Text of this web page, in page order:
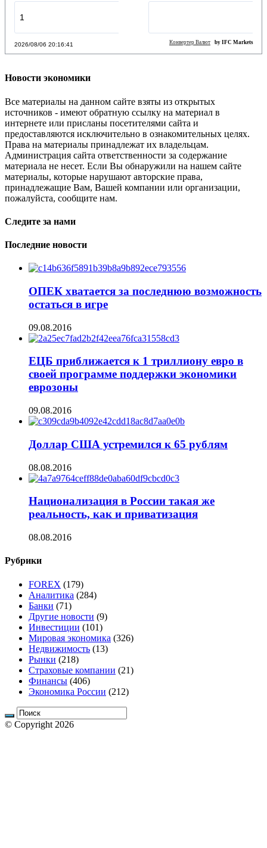
2026/08/06 20:16:42 Конвертер Валют by IFC Markets
Новости экономики
Все материалы на данном сайте взяты из открытых
источников - имеют обратную ссылку на материал в
интернете или присланы посетителями сайта и
предоставляются исключительно в ознакомительных целях.
Права на материалы принадлежат их владельцам.
Администрация сайта ответственности за содержание
материала не несет. Если Вы обнаружили на нашем сайте
материалы, которые нарушают авторские права,
принадлежащие Вам, Вашей компании или организации,
пожалуйста, сообщите нам.
Следите за нами
Последние новости
ОПЕК хватается за последнюю возможность
остаться в игре
09.08.2016
ЕЦБ приближается к 1 триллиону евро в
своей программе поддержки экономики
еврозоны
09.08.2016
Доллар США устремился к 65 рублям
08.08.2016
Национализация в России такая же
реальность, как и приватизация
08.08.2016
Рубрики
FOREX (179)
Аналитика (284)
Банки (71)
Другие новости (9)
Инвестиции (101)
Мировая экономика (326)
Недвижимость (13)
Рынки (218)
Страховые компании (21)
Финансы (406)
Экономика России (212)
© Copyright 2026